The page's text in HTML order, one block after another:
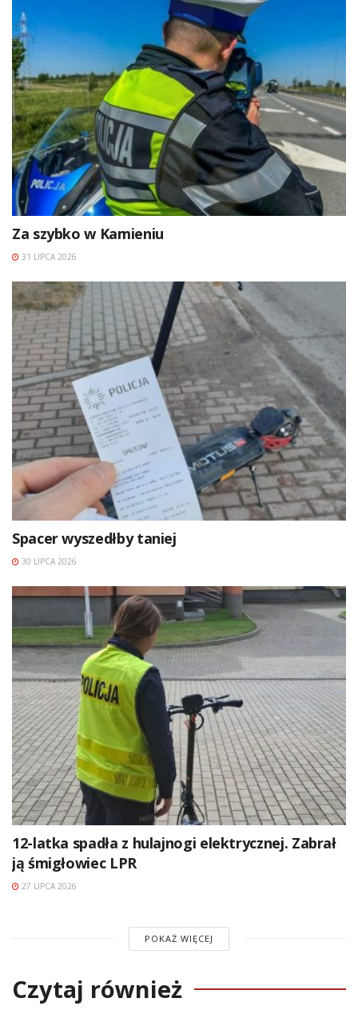
Za szybko w Kamieniu
31 LIPCA 2026
Spacer wyszedłby taniej
30 LIPCA 2026
12-latka spadła z hulajnogi elektrycznej. Zabrał
ją śmigłowiec LPR
27 LIPCA 2026
POKAŻ WIĘCEJ
Czytaj również